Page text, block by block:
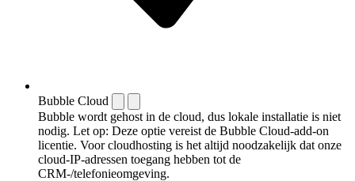
Bubble Cloud
Bubble wordt gehost in de cloud, dus lokale installatie is niet
nodig. Let op: Deze optie vereist de Bubble Cloud-add-on
licentie. Voor cloudhosting is het altijd noodzakelijk dat onze
cloud-IP-adressen toegang hebben tot de
CRM-/telefonieomgeving.